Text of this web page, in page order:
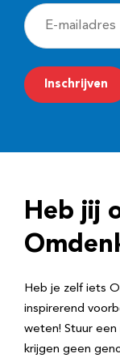
E
-
m
a
r
e
Inschrijven
Heb jij
Heb je zelf iets
inspirerend
weten! Stuur een
krijgen geen